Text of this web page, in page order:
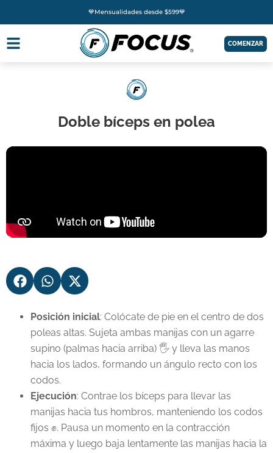
💙Mensualidades desde $599💙
COMENZAR
Doble bíceps en polea
Posición inicial: Colócate de pie en el centro de dos
poleas altas. Sujeta ambas manijas con un agarre
supino (palmas hacia arriba) 🖐️ y lleva las manos
hacia los lados, formando un ángulo recto con los
codos.
Ejecución: Contrae los bíceps para llevar las
manijas hacia tus hombros, manteniendo los codos
fijos ✊. Pausa un momento en la contracción
máxima y luego baja lentamente las manijas hacia la